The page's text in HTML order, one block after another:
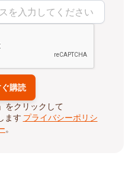
をクリックして
ます プライバシーポリシ
。